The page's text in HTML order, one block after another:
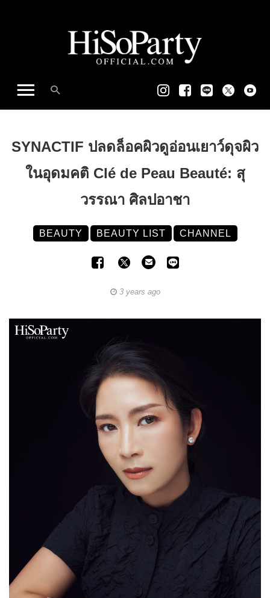
SYNACTIF ปลดล็อคผิวดูอ่อนเยาว์ดุจผิว
ในอุดมคติ Clé de Peau Beauté: สุ
วรรณา ศิลปอาชา
BEAUTY BEAUTY LIST CHANNEL
3 years ago